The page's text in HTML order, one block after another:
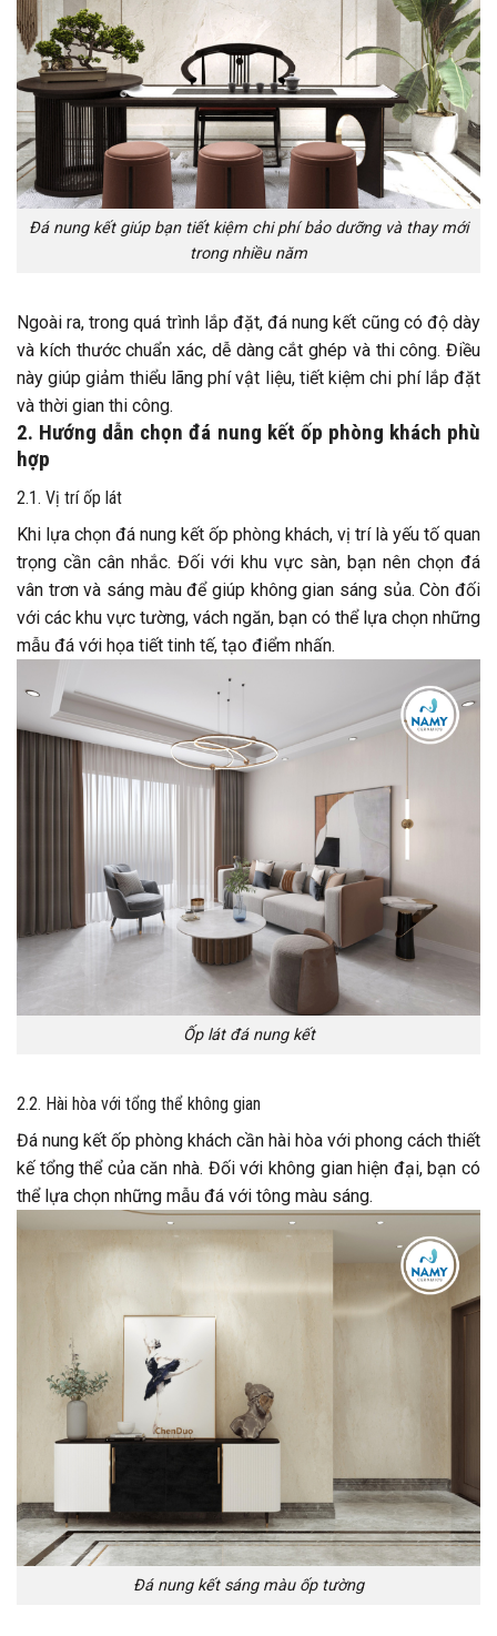
Đá nung kết giúp bạn tiết kiệm chi phí bảo dưỡng và thay mới
trong nhiều năm
Ngoài ra, trong quá trình lắp đặt, đá nung kết cũng có độ dày
và kích thước chuẩn xác, dễ dàng cắt ghép và thi công. Điều
này giúp giảm thiểu lãng phí vật liệu, tiết kiệm chi phí lắp đặt
và thời gian thi công.
2. Hướng dẫn chọn đá nung kết ốp phòng khách phù
hợp
2.1. Vị trí ốp lát
Khi lựa chọn đá nung kết ốp phòng khách, vị trí là yếu tố quan
trọng cần cân nhắc. Đối với khu vực sàn, bạn nên chọn đá
vân trơn và sáng màu để giúp không gian sáng sủa. Còn đối
với các khu vực tường, vách ngăn, bạn có thể lựa chọn những
mẫu đá với họa tiết tinh tế, tạo điểm nhấn.
Ốp lát đá nung kết
2.2. Hài hòa với tổng thể không gian
Đá nung kết ốp phòng khách cần hài hòa với phong cách thiết
kế tổng thể của căn nhà. Đối với không gian hiện đại, bạn có
thể lựa chọn những mẫu đá với tông màu sáng.
Đá nung kết sáng màu ốp tường